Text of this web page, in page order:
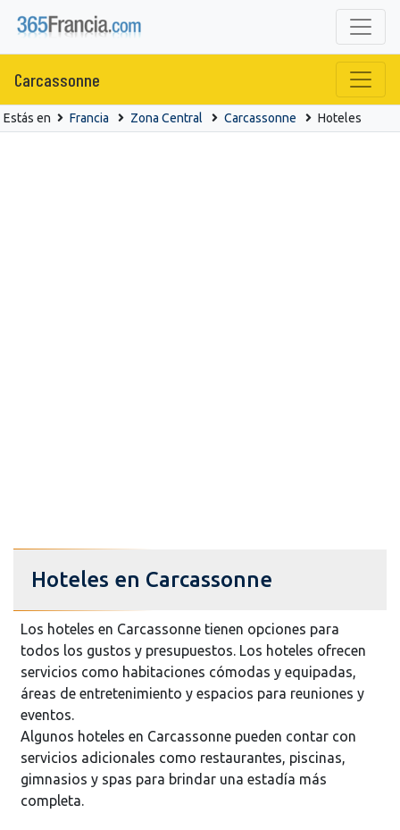
Carcassonne
Estás en Francia Zona Central Carcassonne Hoteles
Hoteles en Carcassonne
Los hoteles en Carcassonne tienen opciones para
todos los gustos y presupuestos. Los hoteles ofrecen
servicios como habitaciones cómodas y equipadas,
áreas de entretenimiento y espacios para reuniones y
eventos.
Algunos hoteles en Carcassonne pueden contar con
servicios adicionales como restaurantes, piscinas,
gimnasios y spas para brindar una estadía más
completa.